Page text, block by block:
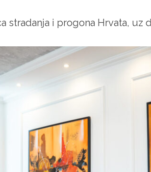
stradanja i progona Hrvata, uz